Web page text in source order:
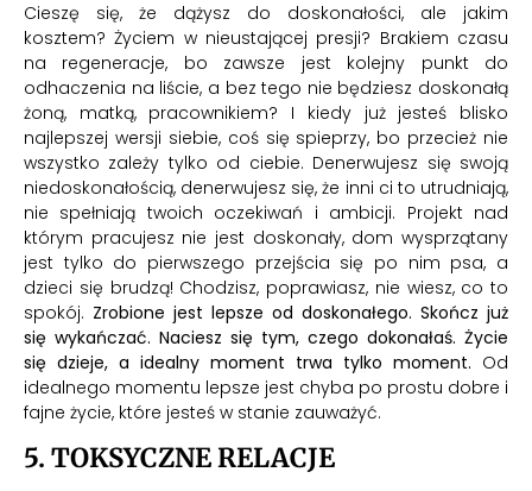
Cieszę się, że dążysz do doskonałości, ale jakim
kosztem? Życiem w nieustającej presji? Brakiem czasu
na regeneracje, bo zawsze jest kolejny punkt do
odhaczenia na liście, a bez tego nie będziesz doskonałą
żoną, matką, pracownikiem? I kiedy już jesteś blisko
najlepszej wersji siebie, coś się spieprzy, bo przecież nie
wszystko zależy tylko od ciebie. Denerwujesz się swoją
niedoskonałością, denerwujesz się, że inni ci to utrudniają,
nie spełniają twoich oczekiwań i ambicji. Projekt nad
którym pracujesz nie jest doskonały, dom wysprzątany
jest tylko do pierwszego przejścia się po nim psa, a
dzieci się brudzą! Chodzisz, poprawiasz, nie wiesz, co to
spokój. Zrobione jest lepsze od doskonałego. Skończ już
się wykańczać. Naciesz się tym, czego dokonałaś. Życie
się dzieje, a idealny moment trwa tylko moment. Od
idealnego momentu lepsze jest chyba po prostu dobre i
fajne życie, które jesteś w stanie zauważyć.
5. TOKSYCZNE RELACJE